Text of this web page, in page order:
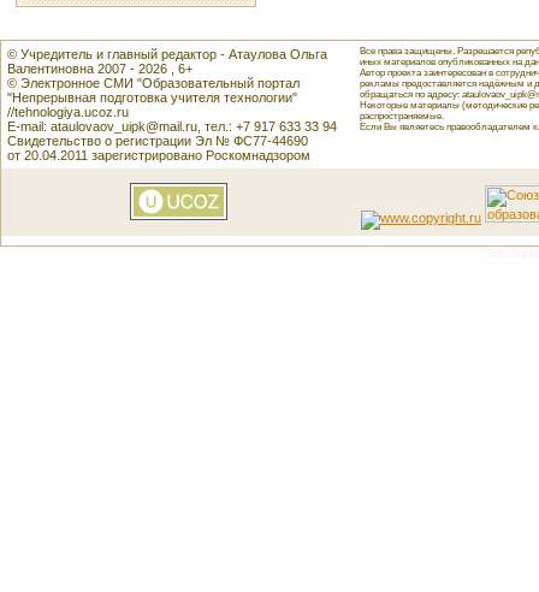
© Учредитель и главный редактор - Атаулова Ольга
Валентиновна 2007 - 2026 , 6+
© Электронное СМИ "Образовательный портал
"Непрерывная подготовка учителя технологии"
//tehnologiya.ucoz.ru
E-mail: ataulovaov_uipk@mail.ru, тел.: +7 917 633 33 94
Свидетельство о регистрации Эл № ФС77-44690
от 20.04.2011 зарегистрировано Роскомнадзором
Все права защищены. Разрешается
иных материалов опубликованных на
Автор проекта заинтересован в
рекламы предоставляется надёжным и
обращаться по адресу:
Некоторые материалы (методические
распространяемые.
Если Вы являетесь правообладателем